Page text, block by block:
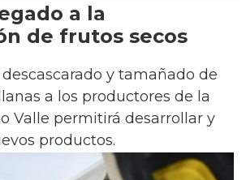
a la
de frutos secos
y tamañado de
a los productores de la
Valle permitirá desarrollar y
productos.